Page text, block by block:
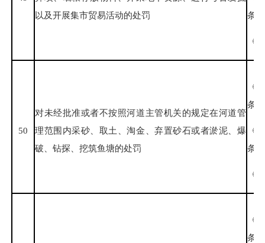
以及开展集市贸易活动的处罚
条
《
50
对未经批准或者不按照河道主管机关的规定在河道管
理范围内采砂、取土、淘金、弃置砂石或者淤泥、爆
破、钻探、挖筑鱼塘的处罚
《
条
《
条
《
《
条